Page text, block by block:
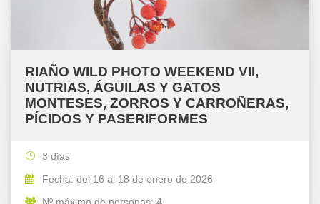
RIAÑO WILD PHOTO WEEKEND VII,
NUTRIAS, ÁGUILAS Y GATOS
MONTESES, ZORROS Y CARROÑERAS,
PÍCIDOS Y PASERIFORMES
3 días
Fecha: del 16 al 18 de enero de 2026